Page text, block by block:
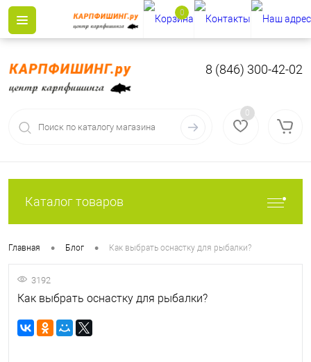
8 (846) 300-42-02
0
Каталог товаров
Главная • Блог • Как выбрать оснастку для рыбалки?
3192
Как выбрать оснастку для рыбалки?
0